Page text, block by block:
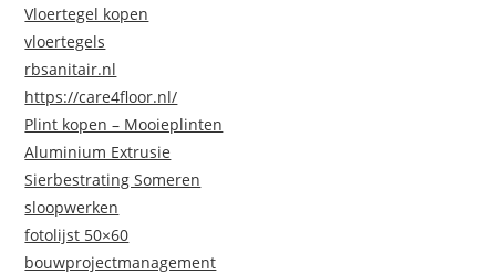
Vloertegel kopen
vloertegels
rbsanitair.nl
https://care4floor.nl/
Plint kopen – Mooieplinten
Aluminium Extrusie
Sierbestrating Someren
sloopwerken
fotolijst 50×60
bouwprojectmanagement